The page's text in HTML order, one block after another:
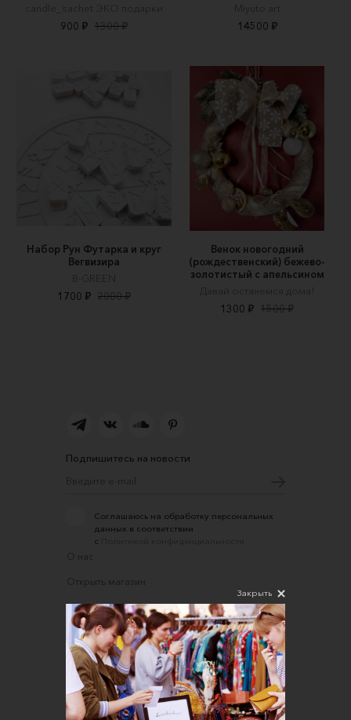
candle_sachet ЭКО подарки
900 ₽ 1300 ₽
Miyuto art
14500 ₽
Набор Рун Футарка и круг
Вегвизира
B-GREEN
1700 ₽ 2000 ₽
Венок новогодний
(рождественский) бежево-
золотистый с апельсином
Давай останемся дома!
1300 ₽ 1500 ₽
Подпишитесь на новости
Соглашаюсь на обработку персональных
данных в соответствии
с
О нас
Открыть магазин
Участие в офлайн-маркете
FAQ
Требования к фотографиям
Обратная связь
Соглашение об оказании услуг
Закрыть